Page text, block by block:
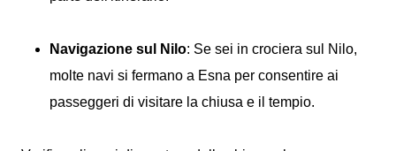
Navigazione sul Nilo: Se sei in crociera sul Nilo,
molte navi si fermano a Esna per consentire ai
passeggeri di visitare la chiusa e il tempio.